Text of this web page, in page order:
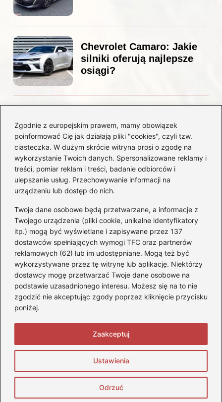
Zgodnie z europejskim prawem, mamy obowiązek
poinformować Cię jak działają pliki "cookies", czyli tzw.
ciasteczka. W dużym skrócie witryna prosi o zgodę na
wykorzystanie Twoich danych. Spersonalizowane reklamy i
treści, pomiar reklam i treści, badanie odbiorców i
ulepszanie usług. Przechowywanie informacji na
urządzeniu lub dostęp do nich.
Twoje dane osobowe będą przetwarzane, a informacje z
Twojego urządzenia (pliki cookie, unikalne identyfikatory
itp.) mogą być wyświetlane i zapisywane przez 137
dostawców spełniających wymogi TFC oraz partnerów
reklamowych (62) lub im udostępniane. Mogą też być
wykorzystywane przez tę witrynę lub aplikację. Niektórzy
dostawcy mogę przetwarzać Twoje dane osobowe na
podstawie uzasadnionego interesu. Możesz się na to nie
zgodzić nie akceptując zgody poprzez kliknięcie przycisku
poniżej.
Ustawienia
Odrzuć
Zaakceptuj
Chevrolet Camaro: Jakie
silniki oferują najlepsze
osiągi?
Odkryj przyczyny i
rozwiązania dla Twojego
silnika
Kategorie
Akumulatory (85)
Benzyna i Diesel (80)
Motocykle(50)
Opony(77)
Prawo jazdy(65)
Quady(2)
Samochody(242)
Silniki(86)
Copyright © 2026 StopQuadom.pl
Prywatność
Zasady użytkowania
Napisz do nas